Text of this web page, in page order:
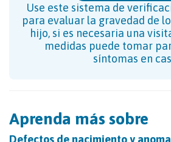
Use este sistema de
para evaluar la gravedad de
hijo, si es necesaria una
medidas puede tomar
síntomas en
Aprenda más sobre
Defectos de nacimiento y